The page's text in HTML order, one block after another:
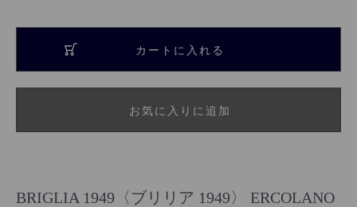
カートに入れる
お気に入りに追加
BRIGLIA 1949〈ブリリア 1949〉 ERCOLANO